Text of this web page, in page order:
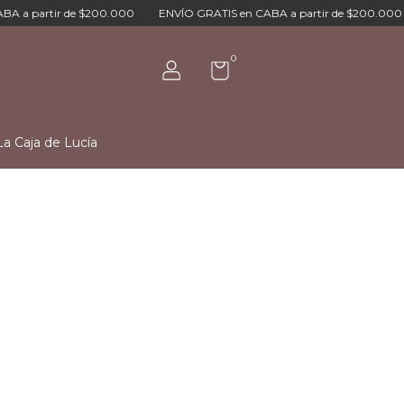
a partir de $200.000 ENVÍO GRATIS en CABA a partir de $200.000
0
Caja de Lucía